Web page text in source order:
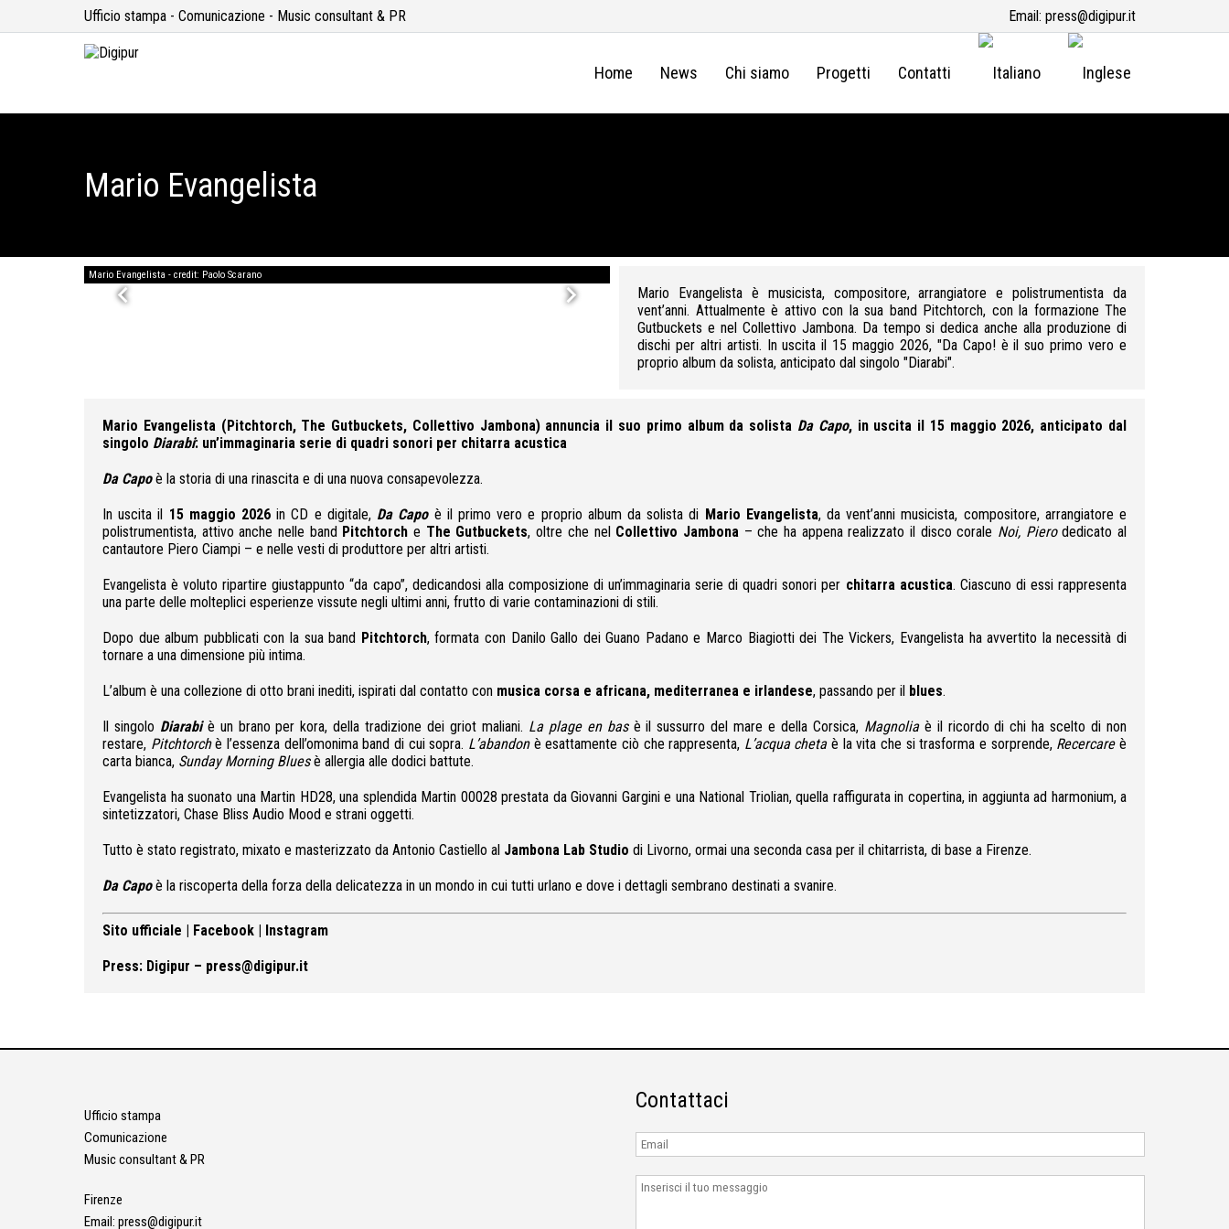
Ufficio stampa - Comunicazione - Music consultant & PR Email: press@digipur.it
Home News Chi siamo Progetti Contatti
Mario Evangelista
Mario Evangelista - credit: Paolo Scarano
keyboard_arrow_left keyboard_arrow_right
Mario Evangelista è musicista, compositore, arrangiatore e polistrumentista da
vent’anni. Attualmente è attivo con la sua band Pitchtorch, con la formazione The
Gutbuckets e nel Collettivo Jambona. Da tempo si dedica anche alla produzione di
dischi per altri artisti. In uscita il 15 maggio 2026, "Da Capo! è il suo primo vero e
proprio album da solista, anticipato dal singolo "Diarabi".
Mario Evangelista (Pitchtorch, The Gutbuckets, Collettivo Jambona) annuncia il suo primo album da solista Da Capo, in uscita il 15 maggio 2026, anticipato dal
singolo Diarabi: un’immaginaria serie di quadri sonori per chitarra acustica
Da Capoè la storia di una rinascita e di una nuova consapevolezza.
In uscita il 15 maggio 2026 in CD e digitale, Da Capo è il primo vero e proprio album da solista di Mario Evangelista, da vent’anni musicista, compositore, arrangiatore e
polistrumentista, attivo anche nelle band Pitchtorche The Gutbuckets, oltre che nel Collettivo Jambona– che ha appena realizzato il disco corale Noi, Pierodedicato al
cantautore Piero Ciampi – e nelle vesti di produttore per altri artisti.
Evangelista è voluto ripartire giustappunto “da capo”, dedicandosi alla composizione di un’immaginaria serie di quadri sonori per chitarra acustica. Ciascuno di essi rappresenta
una parte delle molteplici esperienze vissute negli ultimi anni, frutto di varie contaminazioni di stili.
Dopo due album pubblicati con la sua band Pitchtorch, formata con Danilo Gallo dei Guano Padano e Marco Biagiotti dei The Vickers, Evangelista ha avvertito la necessità di
tornare a una dimensione più intima.
L’album è una collezione di otto brani inediti, ispirati dal contatto con musica corsa e africana, mediterranea e irlandese, passando per il blues.
Il singolo Diarabi è un brano per kora, della tradizione dei griot maliani. La plage en basè il sussurro del mare e della Corsica, Magnoliaè il ricordo di chi ha scelto di non
restare, Pitchtorchè l’essenza dell’omonima band di cui sopra. L’abandonè esattamente ciò che rappresenta, L’acqua chetaè la vita che si trasforma e sorprende, Recercareè
carta bianca, Sunday Morning Bluesè allergia alle dodici battute.
Evangelista ha suonato una Martin HD28, una splendida Martin 00028 prestata da Giovanni Gargini e una National Triolian, quella raffigurata in copertina, in aggiunta ad harmonium, a
sintetizzatori, Chase Bliss Audio Mood e strani oggetti.
Tutto è stato registrato, mixato e masterizzato da Antonio Castiello al Jambona Lab Studio di Livorno, ormai una seconda casa per il chitarrista, di base a Firenze.
Da Capoè la riscoperta della forza della delicatezza in un mondo in cui tutti urlano e dove i dettagli sembrano destinati a svanire.
Sito ufficiale | Facebook | Instagram
Press: Digipur – press@digipur.it
Ufficio stampa
Comunicazione
Music consultant & PR
Firenze
Email: press@digipur.it
Contattaci